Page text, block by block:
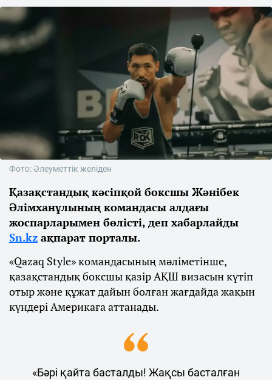
Фото: Әлеуметтік желіден
Қазақстандық кәсіпқой боксшы Жәнібек
Әлімханұлының командасы алдағы
жоспарларымен бөлісті, деп хабарлайды
Sn.kz ақпарат порталы.
«Qazaq Style» командасының мәліметінше,
қазақстандық боксшы қазір АҚШ визасын күтіп
отыр және құжат дайын болған жағдайда жақын
күндері Америкаға аттанады.
«Бәрі қайта басталды! Жақсы басталған